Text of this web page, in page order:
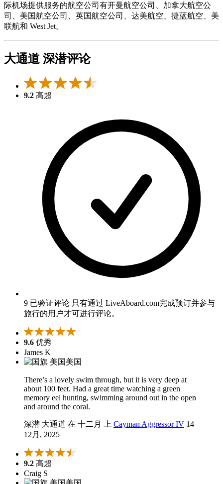
际机场提供服务的航空公司有开曼航空公司、加拿大航空公
司、美国航空公司、英国航空公司、达美航空、捷蓝航空、美
联航和 West Jet。
大通道 深潜评论
9.2 高超
9 已验证评论 只有通过 LiveAboard.com完成预订并参与
旅行的用户才可进行评论。
9.6 优秀
James K
美国
There’s a lovely swim through, but it is very deep at
about 100 feet. Had a great time watching a green
memory eel hunting, swimming around out in the open
and around the coral.
深潜 大通道 在 十二月 上 Cayman Aggressor IV 14
12月, 2025
9.2 高超
Craig S